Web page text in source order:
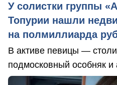
У солистки группы
Топурии нашли
на полмиллиарда
В активе певицы —
подмосковный особняк